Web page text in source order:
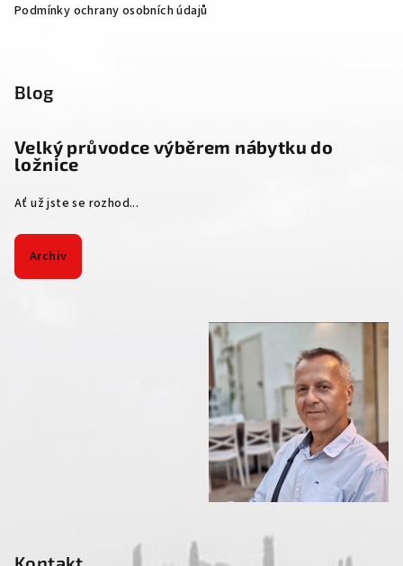
Podmínky ochrany osobních údajů
Blog
Velký průvodce výběrem nábytku do
ložnice
Ať už jste se rozhod...
Archiv